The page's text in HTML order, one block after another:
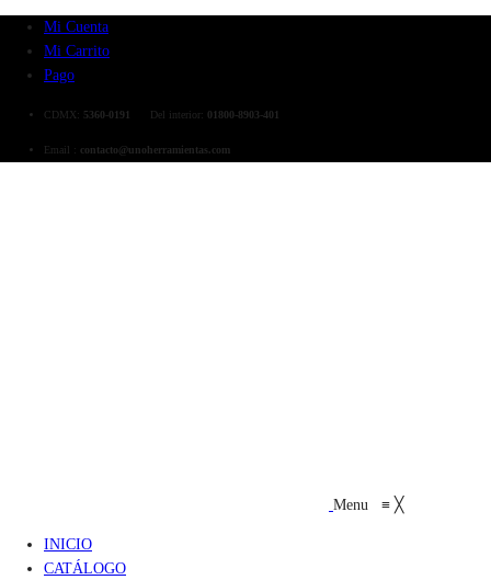
Mi Cuenta
Mi Carrito
Pago
CDMX: 5360-0191 Del interior: 01800-8903-401
Email : contacto@unoherramientas.com
Menu ≡ ╳
INICIO
CATÁLOGO